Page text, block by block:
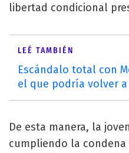
libertad condicional
LEÉ TAMBIÉN
Escándalo total con
el que podría volver
De esta manera, la
cumpliendo la